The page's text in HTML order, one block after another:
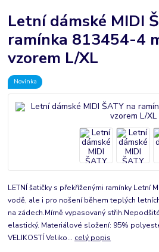
Letní dámské MIDI
ramínka 813454-4
vzorem L/XL
Novinka
LETNÍ šatičky s překříženými ramínky Letní
vodě, ale i pro nošení během teplých
na zádech.Mírně vypasovaný
elastický. Materiálové složení: 95%
VELIKOSTÍ Veliko... celý popis